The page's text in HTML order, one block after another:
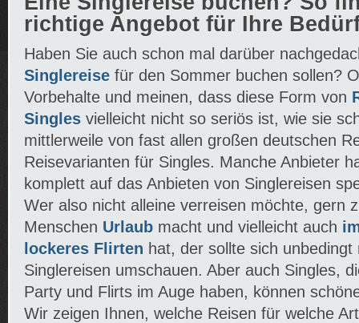
richtige Angebot für Ihre
Haben Sie auch schon mal darüber
Singlereise für den Sommer buchen sollen?
Vorbehalte und meinen, dass diese Form von
Singles vielleicht nicht so seriös ist, wie sie
mittlerweile von fast allen großen deutschen
Reisevarianten für Singles. Manche Anbieter
komplett auf das Anbieten von Singlereisen
Wer also nicht alleine verreisen möchte, gern
Menschen Urlaub macht und vielleicht auch
lockeres Flirten hat, der sollte sich
Singlereisen umschauen. Aber auch Singles,
Party und Flirts im Auge haben, können
Wir zeigen Ihnen, welche Reisen für welche